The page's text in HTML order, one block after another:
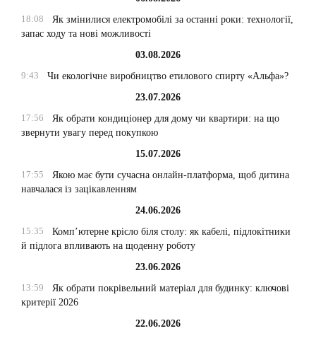
18:08
Як змінилися електромобілі за останні роки: технології,
запас ходу та нові можливості
03.08.2026
9:43
Чи екологічне виробництво етилового спирту «Альфа»?
23.07.2026
17:56
Як обрати кондиціонер для дому чи квартири: на що
звернути увагу перед покупкою
15.07.2026
17:55
Якою має бути сучасна онлайн-платформа, щоб дитина
навчалася із зацікавленням
24.06.2026
15:35
Комп’ютерне крісло біля столу: як кабелі, підлокітники
й підлога впливають на щоденну роботу
23.06.2026
13:59
Як обрати покрівельний матеріал для будинку: ключові
критерії 2026
22.06.2026